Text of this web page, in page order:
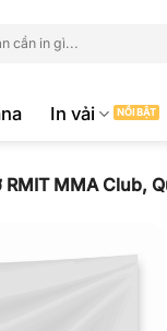
In vải
RMIT MMA Club,